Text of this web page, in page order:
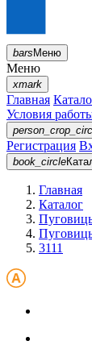
barsМеню
Меню
xmark
Главная
Условия
Регистрация
book_circle
Главная
Каталог
3111